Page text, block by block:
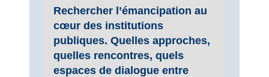
Rechercher l’émancipation au
cœur des institutions
publiques. Quelles approches,
quelles rencontres, quels
espaces de dialogue entre